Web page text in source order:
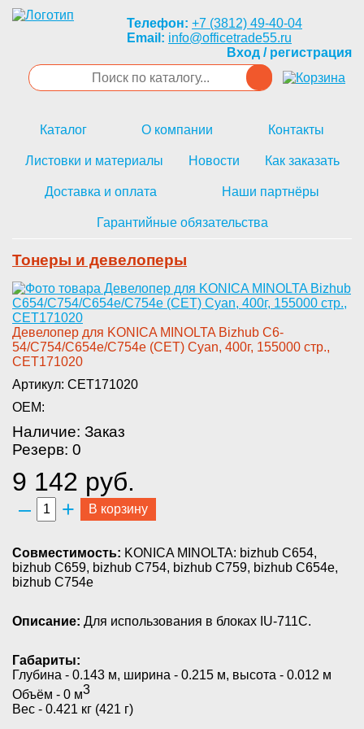
Телефон: +7 (3812) 49-40-04
Email: info@officetrade55.ru
Вход / регистрация
Каталог О компании Контакты
Листовки и материалы Новости Как заказать
Доставка и оплата Наши партнёры
Гарантийные обязательства
Тонеры и девелоперы
Девелопе­р для KONICA MINOLTA Bizhub C6­
54/C754/C654e/C754e (CET) Cyan­, 400г, 155000 стр.,
CET171020­
Артикул: CET171020
OEM:
Наличие: Заказ
Резерв: 0
9 142 руб.
– + В корзину
Совместимость: KONICA MINOLTA: bizhub C654,
bizhub C659, bizhub C754, bizhub C759, bizhub C654e,
bizhub C754e
Описание: Для использования в блоках IU-711C.
Габариты:
Глубина - 0.143 м, ширина - 0.215 м, высота - 0.012 м
Объём - 0 м3
Вес - 0.421 кг (421 г)